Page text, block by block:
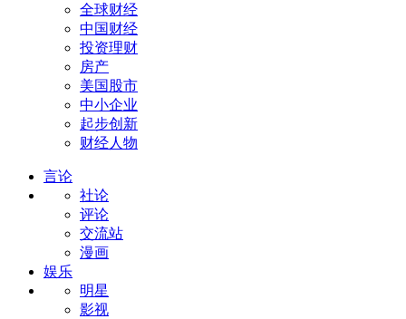
全球财经
中国财经
投资理财
房产
美国股市
中小企业
起步创新
财经人物
言论
社论
评论
交流站
漫画
娱乐
明星
影视